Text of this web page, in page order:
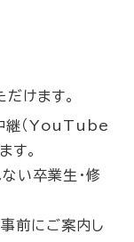
けます。
継（YouTube
す。
い卒業生・修
前にご案内し